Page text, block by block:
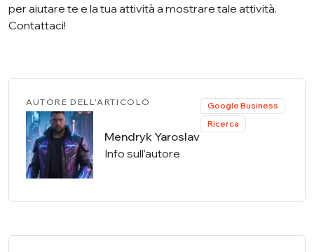
per aiutare te e la tua attività a mostrare tale attività.
Contattaci!
AUTORE DELL'ARTICOLO
Mendryk Yaroslav
Info sull'autore
Google Business
Ricerca